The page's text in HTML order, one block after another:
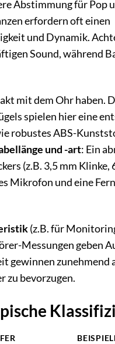
Abstimmung für Pop
erfordern oft einen
und Dynamik.
Sound, während
mit dem Ohr haben.
spielen hier eine
robustes ABS-
und -art: Ein
(z.B. 3,5 mm Klinke,
Mikrofon und eine
(z.B. für
Messungen geben
gewinnen zunehmend
zu bevorzugen.